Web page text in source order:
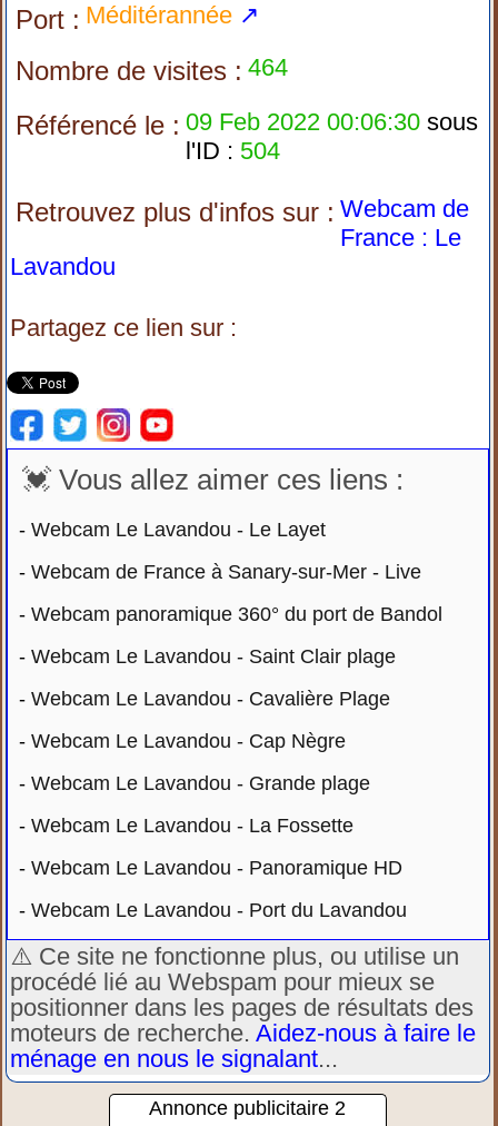
Port : Méditérannée ↗
Nombre de visites : 464
Référencé le : 09 Feb 2022 00:06:30 sous
l'ID : 504
Retrouvez plus d'infos sur : Webcam de
France : Le
Lavandou
Partagez ce lien sur :
💓 Vous allez aimer ces liens :
-Webcam Le Lavandou - Le Layet
-Webcam de France à Sanary-sur-Mer - Live
-Webcam panoramique 360° du port de Bandol
-Webcam Le Lavandou - Saint Clair plage
-Webcam Le Lavandou - Cavalière Plage
-Webcam Le Lavandou - Cap Nègre
-Webcam Le Lavandou - Grande plage
-Webcam Le Lavandou - La Fossette
-Webcam Le Lavandou - Panoramique HD
-Webcam Le Lavandou - Port du Lavandou
⚠️ Ce site ne fonctionne plus, ou utilise un
procédé lié au Webspam pour mieux se
positionner dans les pages de résultats des
moteurs de recherche.Aidez-nous à faire le
ménage en nous le signalant...
Annonce publicitaire 2